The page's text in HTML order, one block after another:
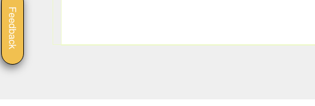
Feedback